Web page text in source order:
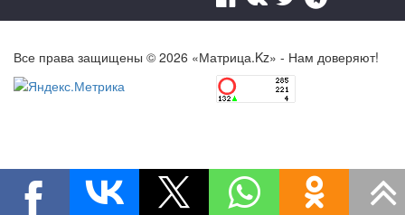
Все права защищены © 2026 «Матрица.Kz» - Нам доверяют!